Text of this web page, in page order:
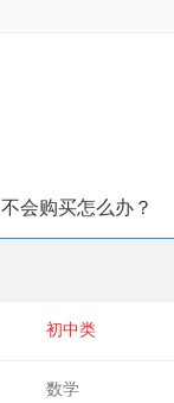
不会购买怎么办？
初中类
数学